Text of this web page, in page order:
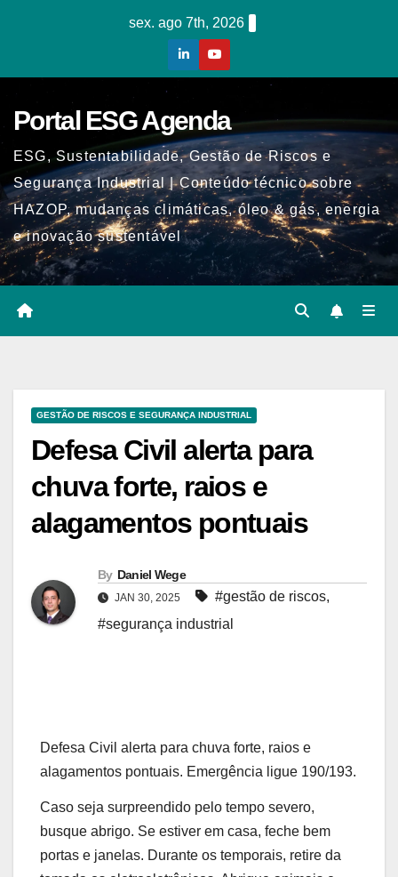
sex. ago 7th, 2026
Portal ESG Agenda
ESG, Sustentabilidade, Gestão de Riscos e
Segurança Industrial | Conteúdo técnico sobre
HAZOP, mudanças climáticas, óleo & gás, energia
e inovação sustentável
GESTÃO DE RISCOS E SEGURANÇA INDUSTRIAL
Defesa Civil alerta para
chuva forte, raios e
alagamentos pontuais
By Daniel Wege
JAN 30, 2025 #gestão de riscos,
#segurança industrial
Defesa Civil alerta para chuva forte, raios e
alagamentos pontuais. Emergência ligue 190/193.
Caso seja surpreendido pelo tempo severo,
busque abrigo. Se estiver em casa, feche bem
portas e janelas. Durante os temporais, retire da